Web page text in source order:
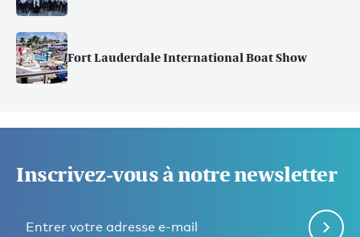
Fort Lauderdale International Boat Show
Inscrivez-vous à notre newsletter